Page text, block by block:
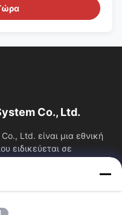
Co., Ltd.
Ltd. είναι μια εθνική
ειδικεύεται σε